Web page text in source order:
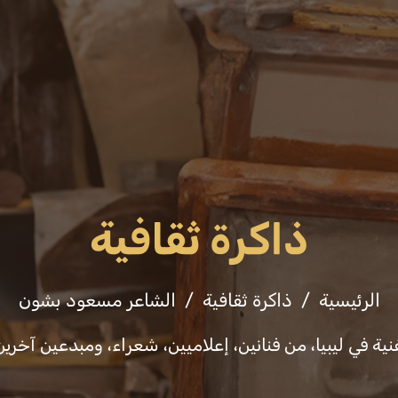
فعاليات ثقافة وفنون التشريعات
ذاكرة ثقافية
الرئيسية ذاكرة ثقافية الشاعر مسعود بشون
في ليبيا، من فنانين، إعلاميين، شعراء، ومبدعين